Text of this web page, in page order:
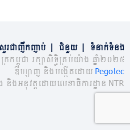
រជាញឹកញាប់ | ជំនួយ |
ទំនាក់ទំនង
កម្ពុជា រក្សាសិទ្ធិគ្រប់យ៉ាង ឆ្នាំ២០២៥
ឌីហ្សាញ និងបង្កើតដោយ Pegotec
និងអនុវត្តដោយលេខាធិការដ្ឋាន NTR